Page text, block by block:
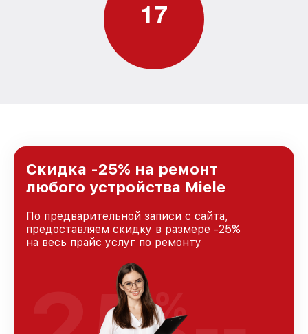
17
Скидка -25% на ремонт
любого устройства Miele
По предварительной записи с сайта,
предоставляем скидку в размере -25%
на весь прайс услуг по ремонту
%